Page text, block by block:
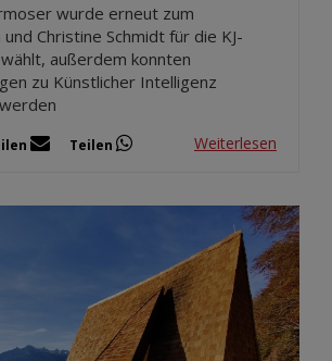
wurde erneut zum
Christine Schmidt für die KJ-
außerdem konnten
zu Künstlicher Intelligenz
Teilen Weiterlesen